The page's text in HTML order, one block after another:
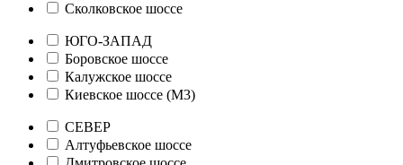
Сколковское шоссе
ЮГО-ЗАПАД
Боровское шоссе
Калужское шоссе
Киевское шоссе (М3)
СЕВЕР
Алтуфьевское шоссе